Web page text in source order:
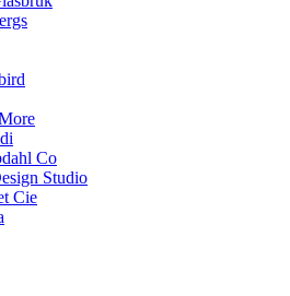
Co
Studio
Cie